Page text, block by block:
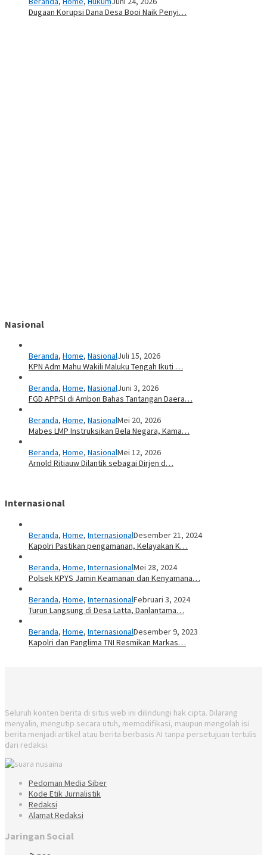
Dugaan Korupsi Dana Desa Booi Naik Penyi…
Nasional
Beranda, Home, NasionalJuli 15, 2026
KPN Adm Mahu Wakili Maluku Tengah Ikuti …
Beranda, Home, NasionalJuni 3, 2026
FGD APPSI di Ambon Bahas Tantangan Daera…
Beranda, Home, NasionalMei 20, 2026
Mabes LMP Instruksikan Bela Negara, Kama…
Beranda, Home, NasionalMei 12, 2026
Arnold Ritiauw Dilantik sebagai Dirjen d…
Internasional
Beranda, Home, InternasionalDesember 21, 2024
Kapolri Pastikan pengamanan, Kelayakan K…
Beranda, Home, InternasionalMei 28, 2024
Polsek KPYS Jamin Keamanan dan Kenyamana…
Beranda, Home, InternasionalFebruari 3, 2024
Turun Langsung di Desa Latta, Danlantama…
Beranda, Home, InternasionalDesember 9, 2023
Kapolri dan Panglima TNI Resmikan Markas…
Seluruh konten berita di situs web ini dilindungi hak cipta. Dilarang
menyalin, mengutip secara utuh, memodifikasi, maupun mengolah isi
berita menjadi artikel atau berita berbasis AI tanpa persetujuan tertulis
dari redaksi.
Pedoman Media Siber
Kode Etik Jurnalistik
Redaksi
Alamat Redaksi
Jaringan Social